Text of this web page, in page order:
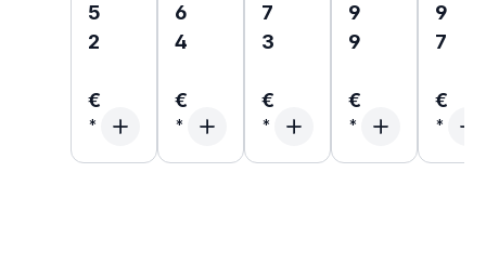
5
2
€
6
4
€
7
3
€
9
9
€
9
7
€